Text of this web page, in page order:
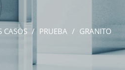
CASOS PRUEBA GRANITO